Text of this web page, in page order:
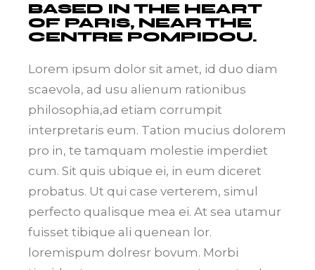
BASED IN THE HEART
OF PARIS, NEAR THE
CENTRE POMPIDOU.
Lorem ipsum dolor sit amet, id duo diam
scaevola, ad usu alienum rationibus
philosophia,ad etiam corrumpit
interpretaris eum. Tation mucius dolorem
pro in, te tamquam molestie imperdiet
cum. Sit quis ubique ei, in eum diceret
probatus. Ut qui case verterem, simul
perfecto qualisque mea ei. At sea utamur
fuisset tibique ali quenean lor.
loremispum dolresr bovum. Morbi